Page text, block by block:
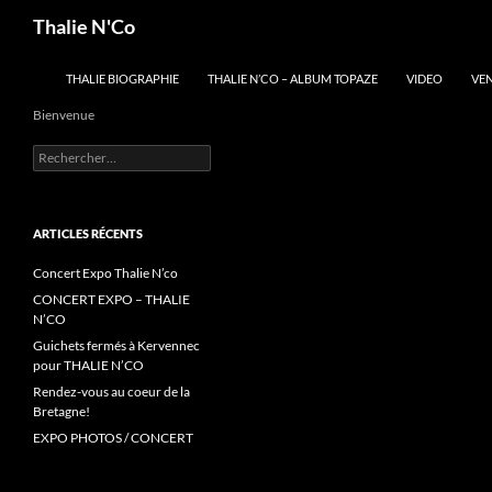
Thalie N'Co
THALIE BIOGRAPHIE
THALIE N’CO – ALBUM TOPAZE VIDEO
Bienvenue
Rechercher :
ARTICLES RÉCENTS
Concert Expo Thalie N’co
CONCERT EXPO – THALIE
N’CO
Guichets fermés à Kervennec
pour THALIE N’CO
Rendez-vous au coeur de la
Bretagne!
EXPO PHOTOS / CONCERT